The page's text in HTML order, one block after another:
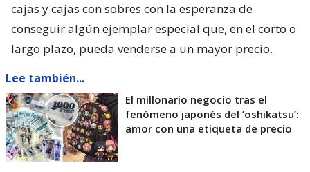
cajas y cajas con sobres con la esperanza de
conseguir algún ejemplar especial que, en el corto o
largo plazo, pueda venderse a un mayor precio.
Lee también...
El millonario negocio tras el
fenómeno japonés del ’oshikatsu’:
amor con una etiqueta de precio